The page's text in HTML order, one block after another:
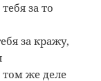
за то
за кражу,
том же деле